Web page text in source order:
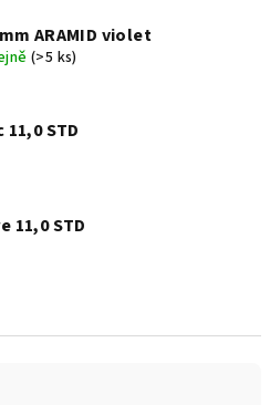
ARAMID violet
(>5 ks)
STD
11,0 STD